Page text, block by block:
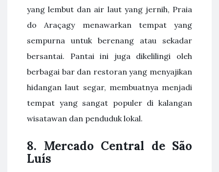
yang lembut dan air laut yang jernih, Praia
do Araçagy menawarkan tempat yang
sempurna untuk berenang atau sekadar
bersantai. Pantai ini juga dikelilingi oleh
berbagai bar dan restoran yang menyajikan
hidangan laut segar, membuatnya menjadi
tempat yang sangat populer di kalangan
wisatawan dan penduduk lokal.
8. Mercado Central de São
Luís